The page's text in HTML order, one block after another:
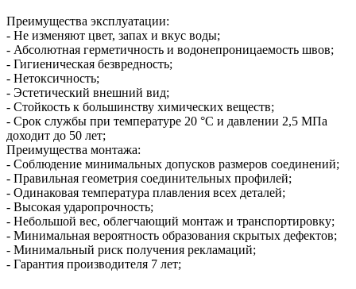
Преимущества эксплуатации:
- Не изменяют цвет, запах и вкус воды;
- Абсолютная герметичность и водонепроницаемость швов;
- Гигиеническая безвредность;
- Нетоксичность;
- Эстетический внешний вид;
- Стойкость к большинству химических веществ;
- Срок службы при температуре 20 °С и давлении 2,5 МПа
доходит до 50 лет;
Преимущества монтажа:
- Соблюдение минимальных допусков размеров соединений;
- Правильная геометрия соединительных профилей;
- Одинаковая температура плавления всех деталей;
- Высокая ударопрочность;
- Небольшой вес, облегчающий монтаж и транспортировку;
- Минимальная вероятность образования скрытых дефектов;
- Минимальный риск получения рекламаций;
- Гарантия производителя 7 лет;